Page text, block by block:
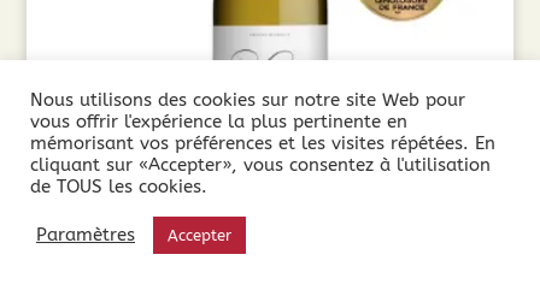
Château de Larzac Saint Majan AOP Languedoc
Blanc ( 75cl) 2023
Nous utilisons des cookies sur notre site Web pour
vous offrir l'expérience la plus pertinente en
mémorisant vos préférences et les visites répétées. En
cliquant sur «Accepter», vous consentez à l'utilisation
de TOUS les cookies.
Paramètres Accepter